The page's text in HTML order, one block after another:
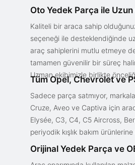
Oto Yedek Parça ile
Kaliteli bir araca sahip
seçeneği ile desteklendiğinde
araç sahiplerini mutlu etmeye
tamamen güvenilir bir süreç
Uzman ekibimizle birlikte
Tüm Opel, Chevrolet ve
Sadece parça satmıyor,
Cruze, Aveo ve Captiva için
Elysée, C3, C4, C5 Aircross,
periyodik kışlık bakım
Orijinal Yedek Parça ve